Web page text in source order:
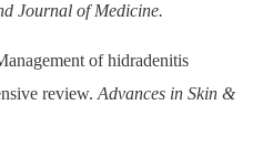
Journal of Medicine.
of hidradenitis
review.Advances in Skin &